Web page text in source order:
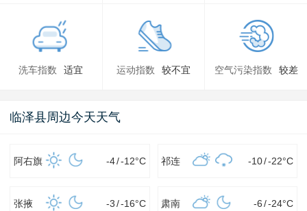
洗车指数 适宜 运动指数 较不宜 空气污染指数 较差
临泽县周边今天天气
阿右旗 -4/-12°C 祁连 -10/-22°C
张掖 -3/-16°C 肃南 -6 /-24°C